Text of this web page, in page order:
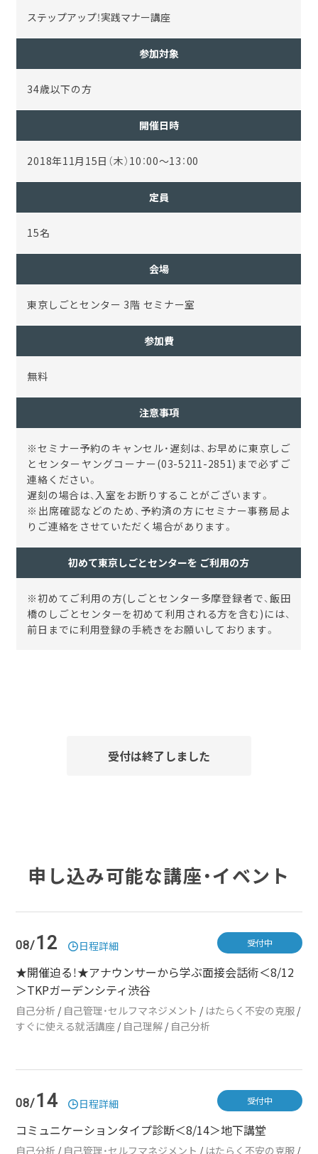
ステップアップ！実践マナー講座
参加対象
34歳以下の方
開催日時
2018年11月15日（木）10：00～13：00
定員
15名
会場
東京しごとセンター 3階 セミナー室
参加費
無料
注意事項
※セミナー予約のキャンセル・遅刻は、お早めに東京しご
とセンターヤングコーナー(03-5211-2851) まで必ずご
連絡ください。
遅刻の場合は、入室をお断りすることがございます。
※ 出席確認などのため、予約済の方にセミナー事務局よ
りご連絡をさせていただく場合があります。
初めて東京しごとセンターを ご利用の方
※初めてご利用の方(しごとセンター多摩登録者で、飯田
橋のしごとセンターを初めて利用される方を含む)には、
前日までに利用登録の手続きをお願いしております。
受付は終了しました
申し込み可能な講座・イベント
08/12 日程詳細
★開催迫る！★アナウンサーから学ぶ面接会話術＜8/12
＞TKPガーデンシティ渋谷
自己分析 / 自己管理・セルフマネジメント / はたらく不安の克服 /
すぐに使える就活講座 / 自己理解 / 自己分析
受付中
08/14 日程詳細
コミュニケーションタイプ診断＜8/14＞地下講堂
自己分析 / 自己管理・セルフマネジメント / はたらく不安の克服 /
受付中